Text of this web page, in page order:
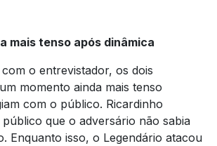
mais tenso após dinâmica
o entrevistador, os dois
momento ainda mais tenso
com o público. Ricardinho
que o adversário não sabia
Enquanto isso, o Legendário atacou